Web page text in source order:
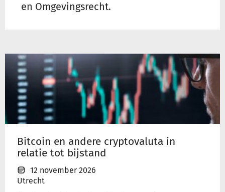
en Omgevingsrecht.
Bitcoin en andere cryptovaluta in
relatie tot bijstand
12 november 2026
Utrecht
Bitcoin
andere
cryptovaluta
relatie
tot
bijstand